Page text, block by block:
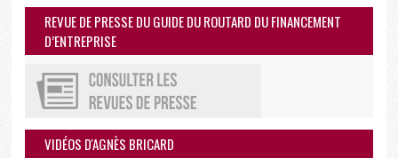
REVUE DE PRESSE DU GUIDE DU ROUTARD DU FINANCEMENT
D’ENTREPRISE
VIDÉOS D'AGNÈS BRICARD